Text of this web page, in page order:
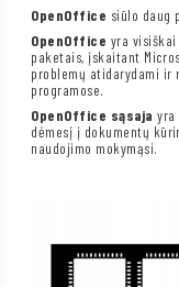
OpenOffice siūlo daug
OpenOffice yra
paketais, įskaitant
problemų atidarydami ir
programose.
OpenOffice sąsaja
dėmesį į dokumentų
naudojimo mokymąsi.